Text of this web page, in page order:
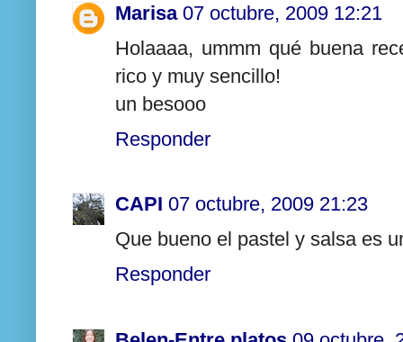
Marisa 07 octubre, 2009 12:21
Holaaaa, ummm qué buena
rico y muy sencillo!
un besooo
Responder
CAPI 07 octubre, 2009 21:23
Que bueno el pastel y salsa es
Responder